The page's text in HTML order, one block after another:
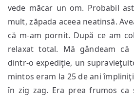
vede măcar un om. Probabil
mult, zăpada aceea neatinsă.
că m-am pornit. După ce am
relaxat total. Mă gândeam
dintr-o expediţie, un
mintos eram la 25 de ani
în zig zag. Era prea frumos